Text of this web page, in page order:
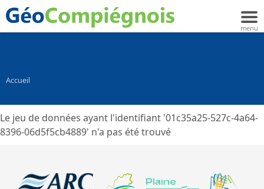
Accueil
Le jeu de données ayant l'identifiant '01c35a25-527c-4a64-
8396-06d5f5cb4889' n'a pas été trouvé